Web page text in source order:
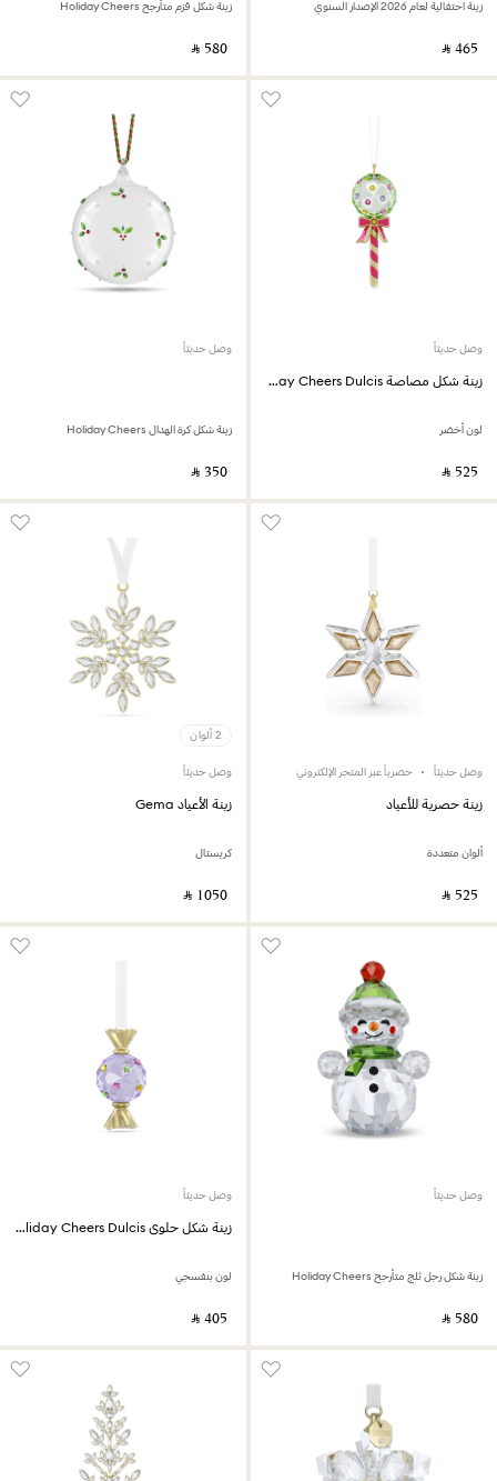
زينة احتفالية لعام 2026 الإصدار السنوي
‎ ⃁ ⁦465⁩ ‎
زينة شكل قزم متأرجح Holiday Cheers
‎ ⃁ ⁦580⁩ ‎
وصل حديثاً
زينة شكل مصاصة Holiday Cheers Dulcis
لون أخضر
‎ ⃁ ⁦525⁩ ‎
وصل حديثاً
زينة شكل كرة الهدال Holiday Cheers
‎ ⃁ ⁦350⁩ ‎
وصل حديثاً حصرياً عبر المتجر الإلكتروني
زينة حصرية للأعياد
ألوان متعددة
‎ ⃁ ⁦525⁩ ‎
2 ألوان
وصل حديثاً
زينة الأعياد Gema
كريستال
‎ ⃁ ⁦1050⁩ ‎
وصل حديثاً
زينة شكل رجل ثلج متأرجح Holiday Cheers
‎ ⃁ ⁦580⁩ ‎
وصل حديثاً
زينة شكل حلوى Holiday Cheers Dulcis
لون بنفسجي
‎ ⃁ ⁦405⁩ ‎